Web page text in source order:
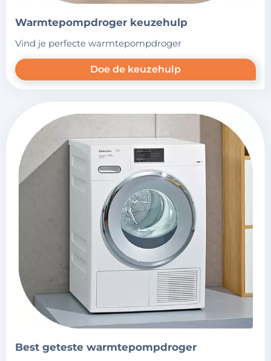
warmtepompdroger keuzehulp
vind je perfecte warmtepompdroger
Doe de keuzehulp
best geteste warmtepompdroger